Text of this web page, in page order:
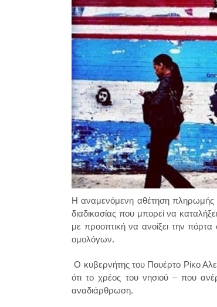
Η αναμενόμενη αθέτηση πληρωμής
διαδικασίας που μπορεί να
με προοπτική να ανοίξει την πόρτα
ομολόγων.
Ο κυβερνήτης του Πουέρτο Ρίκο
ότι το χρέος του νησιού – που
αναδιάρθρωση.